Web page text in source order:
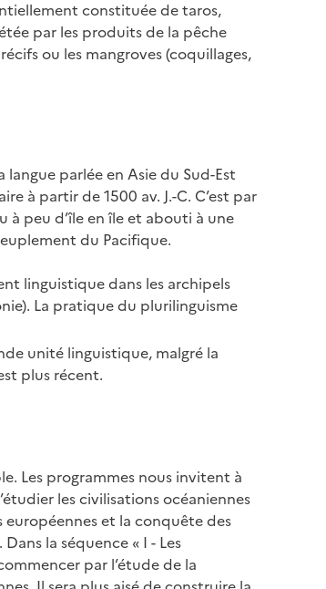
constituée de taros,
par les produits de la pêche
ou les mangroves (coquillages,
parlée en Asie du Sud-Est
à partir de 1500 av. J.-C. C’est par
à peu d’île en île et abouti à une
du Pacifique.
linguistique dans les archipels
La pratique du plurilinguisme
unité linguistique, malgré la
plus récent.
Les programmes nous invitent à
les civilisations océaniennes
européennes et la conquête des
la séquence « I - Les
par l’étude de la